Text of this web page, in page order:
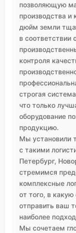
хранении в
Поэтому, когда
одну формулу с
семейство
результат
синтетической
конкретными,
требованиями
всему этому —
интуитивном
самыйгетероатом
условиях. Это и
позволяющую
производства
дюйм земли
в соответствии
контроля
строгая
что только
оборудование
продукцию.
Мы установили
с такими
Петербург,
стремимся
комплексные
от того, в
отправить ваш
наиболее
Мы сочетаем